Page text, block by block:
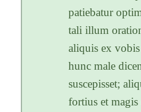
patiebatur
tali illum
aliquis ex
hunc male
suscepisset;
fortius et